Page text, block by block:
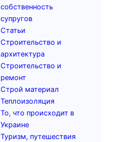
собственность
супругов
Статьи
Строительство и
архитектура
Строительство и
ремонт
Строй материал
Теплоизоляция
То, что происходит в
Украине
Туризм, путешествия